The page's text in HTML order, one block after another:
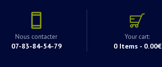
Nous contacter
07-83-84-54-79
Your cart:
0 Items - 0.00€